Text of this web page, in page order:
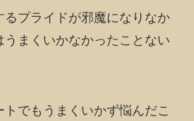
るプライドが邪魔になりなか
うまくいかなかったことない
でもうまくいかず悩んだこ